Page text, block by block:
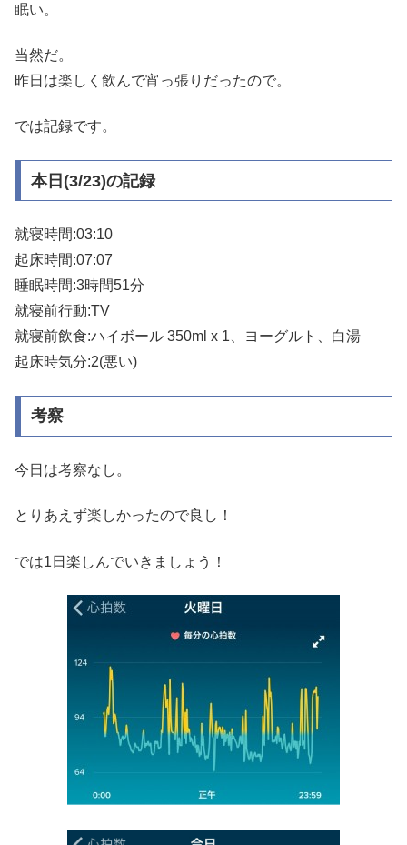
眠い。
当然だ。
昨日は楽しく飲んで宵っ張りだったので。
では記録です。
本日(3/23)の記録
就寝時間:03:10
起床時間:07:07
睡眠時間:3時間51分
就寝前行動:TV
就寝前飲食:ハイボール 350ml x 1、ヨーグルト、白湯
起床時気分:2(悪い)
考察
今日は考察なし。
とりあえず楽しかったので良し！
では1日楽しんでいきましょう！